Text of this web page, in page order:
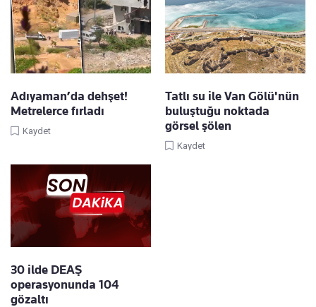
Adıyaman’da dehşet!
Metrelerce fırladı
Kaydet
Tatlı su ile Van Gölü'nün
buluştuğu noktada
görsel şölen
Kaydet
30 ilde DEAŞ
operasyonunda 104
gözaltı